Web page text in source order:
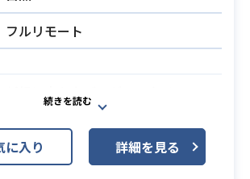
・単体テスト・E2Eテストの設計・
実装
・CI/CD環境の構築・運用改善
提案・実施
・React（Vite）＋TypeScriptによ
る中規模以上の開発経験
・TypeScript＋Node.js環境でのAPI
フルリモート
新規に立ち上げるゲームタイトルの
企画策定から仕様設計、
各種データの作成やバランス調整、
さらに開発ディレクションや進行管
に入り 詳細を見る